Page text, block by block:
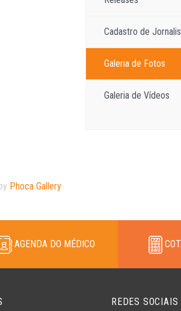
Phoca Gallery
Cadastro de
Galeria de Fotos
Galeria de Vídeos
AGENDA DO MÉDICO
REDES SOCIAIS